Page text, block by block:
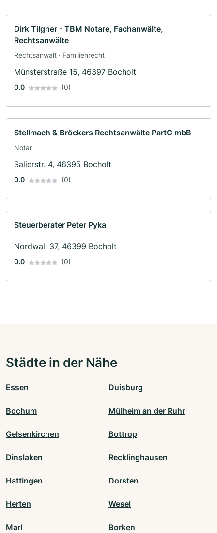
Dirk Tilgner - TBM Notare, Fachanwälte,
Rechtsanwälte
Rechtsanwalt · Familienrecht
Münsterstraße 15, 46397 Bocholt
0.0 (0)
Stellmach & Bröckers Rechtsanwälte PartG mbB
Notar
Salierstr. 4, 46395 Bocholt
0.0 (0)
Steuerberater Peter Pyka
Nordwall 37, 46399 Bocholt
0.0 (0)
Städte in der Nähe
Essen Duisburg
Bochum Mülheim an der Ruhr
Gelsenkirchen Bottrop
Dinslaken Recklinghausen
Hattingen Dorsten
Herten Wesel
Marl Borken